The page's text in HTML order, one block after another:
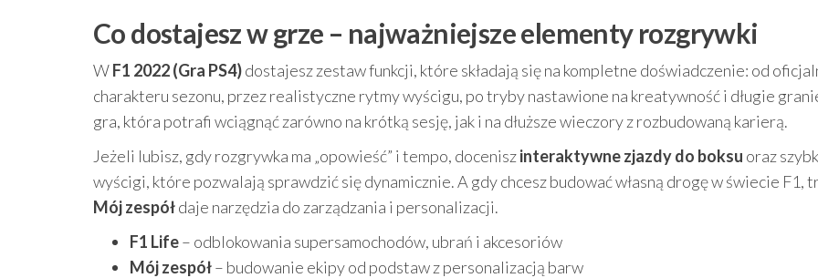
Co dostajesz w grze – najważniejsze elementy rozgrywki
WF1 2022 (Gra PS4)dostajesz zestaw funkcji, które składają się na kompletne doświadczenie: od
charakteru sezonu, przez realistyczne rytmy wyścigu, po tryby nastawione na kreatywność i długie
gra, która potrafi wciągnąć zarówno na krótką sesję, jak i na dłuższe wieczory z rozbudowaną karierą.
Jeżeli lubisz, gdy rozgrywka ma „opowieść” i tempo, doceniszinteraktywne zjazdy do boksu oraz
wyścigi, które pozwalają sprawdzić się dynamicznie. A gdy chcesz budować własną drogę w świecie F1,
Mój zespółdaje narzędzia do zarządzania i personalizacji.
F1 Life– odblokowania supersamochodów, ubrań i akcesoriów
Mój zespół– budowanie ekipy od podstaw z personalizacją barw